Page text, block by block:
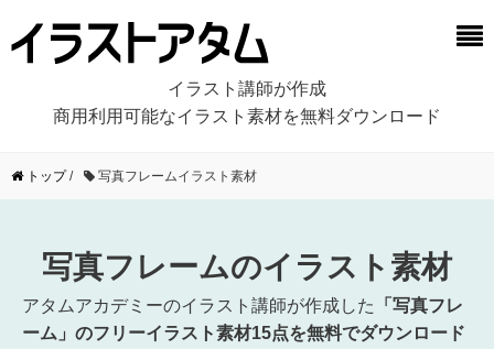
イラスト講師が作成
商用利用可能なイラスト素材を無料ダウンロード
トップ/ 写真フレームイラスト素材
写真フレームのイラスト素材
アタムアカデミーのイラスト講師が作成した
「写真フレ
ーム」のフリーイラスト素材15点を無料でダウンロード